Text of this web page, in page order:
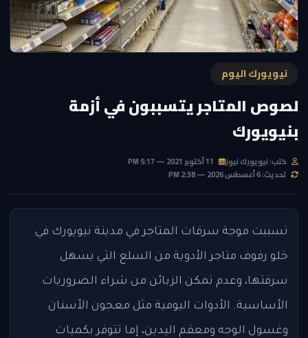
نيويورك اليوم
لصوص المتاجر يتسببون في أزمة
بنيويورك
كتب: نيويورك نيوز
تحديث: 6 أغسطس 2026 — 2:38 PM
تسببت موجة سرقات المتاجر في مدينة نيويورك في
خلو رفوف متاجر الأدوية من السلع التي يسهل
سرقتها، وعدم تمكن الزبائن من شراء الضروريات
الأساسية. الأدوات اليومية مثل معجون الأسنان
وغسول الوجه ومعقم اليدين، إما تتوفر بكميات